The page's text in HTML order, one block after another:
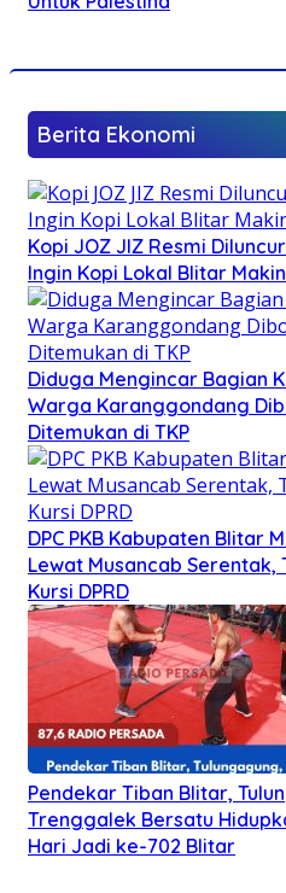
Berita Ekonomi
Kopi JOZ JIZ Resmi
Ingin Kopi Lokal Blitar
Diduga Mengincar Bagian
Warga Karanggondang
Ditemukan di TKP
DPC PKB Kabupaten Blitar
Lewat Musancab Serentak,
Kursi DPRD
Pendekar Tiban Blitar,
Trenggalek Bersatu
Hari Jadi ke-702 Blitar